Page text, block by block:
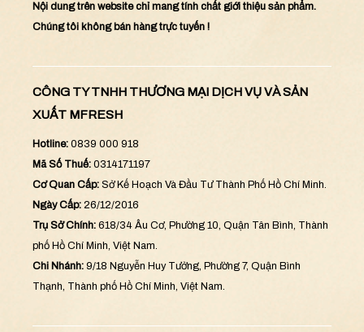
Nội dung trên website chỉ mang tính chất giới thiệu sản phẩm.
Chúng tôi không bán hàng trực tuyến !
CÔNG TY TNHH THƯƠNG MẠI DỊCH VỤ VÀ SẢN
XUẤT MFRESH
Hotline: 0839 000 918
Mã Số Thuế: 0314171197
Cơ Quan Cấp: Sở Kế Hoạch Và Đầu Tư Thành Phố Hồ Chí Minh.
Ngày Cấp: 26/12/2016
Trụ Sở Chính: 618/34 Âu Cơ, Phường 10, Quận Tân Bình, Thành
phố Hồ Chí Minh, Việt Nam.
Chi Nhánh: 9/18 Nguyễn Huy Tưởng, Phường 7, Quận Bình
Thạnh, Thành phố Hồ Chí Minh, Việt Nam.